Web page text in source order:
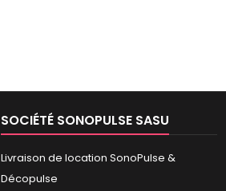
SOCIÉTÉ SONOPULSE SASU
Livraison de location SonoPulse &
Décopulse